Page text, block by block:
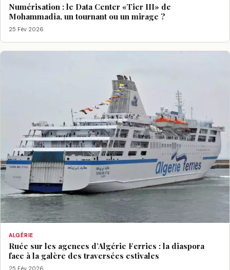
Numérisation : le Data Center «Tier III» de
Mohammadia, un tournant ou un mirage ?
25 Fév 2026
ALGÉRIE
Ruée sur les agences d’Algérie Ferries : la diaspora
face à la galère des traversées estivales